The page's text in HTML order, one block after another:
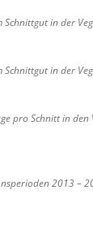
in der
in der
pro Schnitt in
2013 –